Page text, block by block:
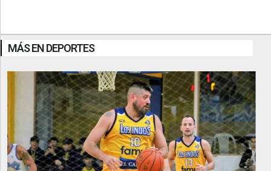
MÁS EN DEPORTES